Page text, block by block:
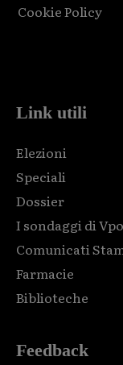
Cookie Policy
Link utili
Elezioni
Speciali
Dossier
I sondaggi di
Comunicati
Farmacie
Biblioteche
Feedback